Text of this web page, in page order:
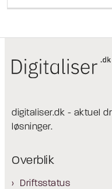
digitaliser.dk - aktuel
løsninger.
Overblik
Driftsstatus